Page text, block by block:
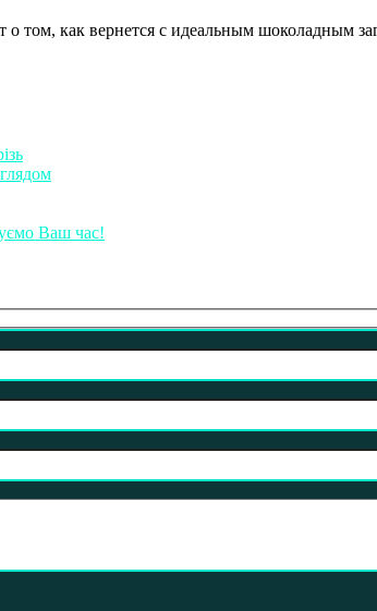
о том, как вернется с идеальным шоколадным
Ваш час!